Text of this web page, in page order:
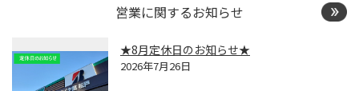
営業に関するお知らせ
★8月定休日のお知らせ★
2026年7月26日